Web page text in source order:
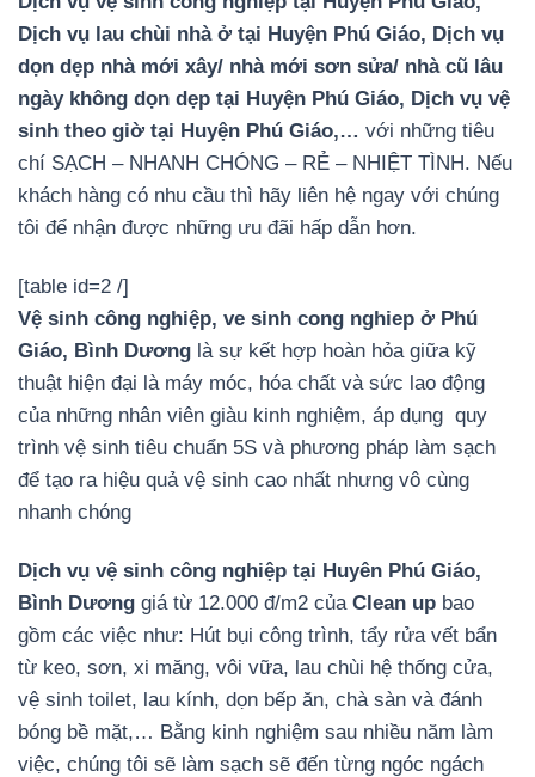
Dịch vụ lau chùi nhà ở tại Huyện Phú Giáo, Dịch vụ
dọn dẹp nhà mới xây/ nhà mới sơn sửa/ nhà cũ lâu
ngày không dọn dẹp tại Huyện Phú Giáo, Dịch vụ vệ
sinh theo giờ tại Huyện Phú Giáo,… với những tiêu
chí SẠCH – NHANH CHÓNG – RẺ – NHIỆT TÌNH. Nếu
khách hàng có nhu cầu thì hãy liên hệ ngay với chúng
tôi để nhận được những ưu đãi hấp dẫn hơn.
[table id=2 /]
Vệ sinh công nghiệp, ve sinh cong nghiep ở Phú
Giáo, Bình Dương là sự kết hợp hoàn hỏa giữa kỹ
thuật hiện đại là máy móc, hóa chất và sức lao động
của những nhân viên giàu kinh nghiệm, áp dụng quy
trình vệ sinh tiêu chuẩn 5S và phương pháp làm sạch
để tạo ra hiệu quả vệ sinh cao nhất nhưng vô cùng
nhanh chóng
Dịch vụ vệ sinh công nghiệp tại Huyên Phú Giáo,
Bình Dương giá từ 12.000 đ/m2 của Clean up bao
gồm các việc như: Hút bụi công trình, tẩy rửa vết bẩn
từ keo, sơn, xi măng, vôi vữa, lau chùi hệ thống cửa,
vệ sinh toilet, lau kính, dọn bếp ăn, chà sàn và đánh
bóng bề mặt,… Bằng kinh nghiệm sau nhiều năm làm
việc, chúng tôi sẽ làm sạch sẽ đến từng ngóc ngách